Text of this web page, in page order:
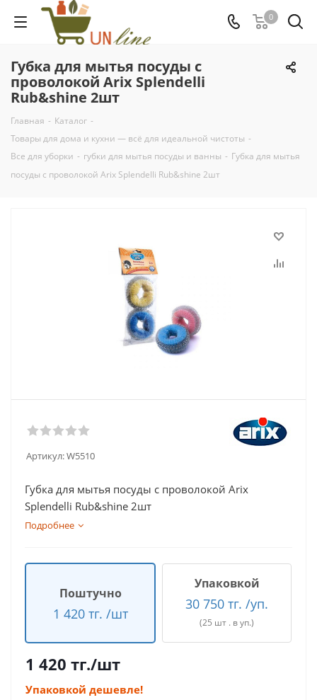
0
Губка для мытья посуды с
проволокой Arix Splendelli
Rub&shine 2шт
Главная - Каталог -
Товары для дома и кухни — всё для идеальной чистоты -
Все для уборки - губки для мытья посуды и ванны - Губка для мытья
посуды с проволокой Arix Splendelli Rub&shine 2шт
Артикул:W5510
Губка для мытья посуды с проволокой Arix
Splendelli Rub&shine 2шт
Подробнее
Поштучно
1 420 тг. /шт
Упаковкой
30 750 тг. /уп.
(25 шт . в уп.)
1 420 тг./шт
Упаковкой дешевле!